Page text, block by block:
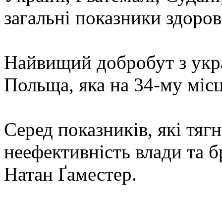
загальні показники
Найвищий добробут з
Польща, яка на 34-му
Серед показників, які
неефективність влади та
Натан Ґаместер.